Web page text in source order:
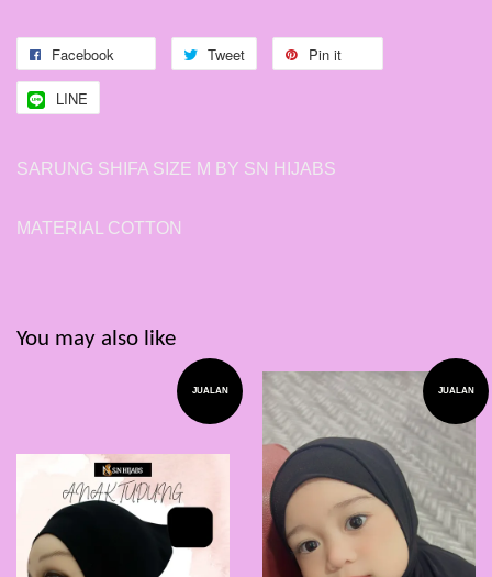
Facebook Tweet Pin it
LINE
SARUNG SHIFA SIZE M BY SN HIJABS
MATERIAL COTTON
You may also like
JUALAN JUALAN